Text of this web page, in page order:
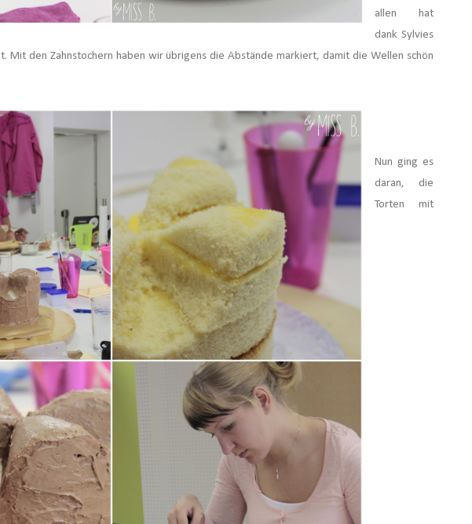
allen hat
dank Sylvies
Mit den Zahnstochern haben wir übrigens die Abstände markiert, damit die Wellen schön
Nun ging es
daran, die
Torten mit